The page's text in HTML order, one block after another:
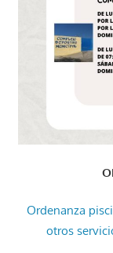
Ordenanza
otros